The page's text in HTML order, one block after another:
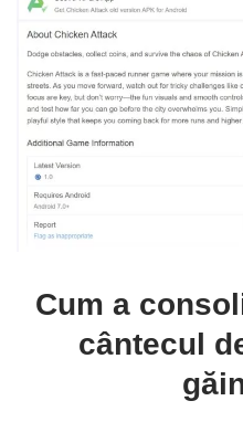
Cum a
cântecul